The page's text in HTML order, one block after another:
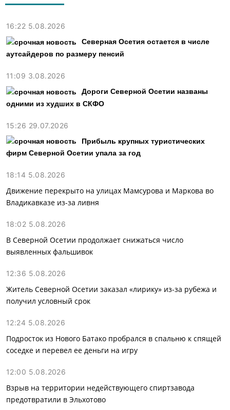
16:22 5.08.2026
Северная Осетия остается в числе
аутсайдеров по размеру пенсий
11:09 3.08.2026
Дороги Северной Осетии названы
одними из худших в СКФО
15:26 29.07.2026
Прибыль крупных туристических
фирм Северной Осетии упала за год
18:14 5.08.2026
Движение перекрыто на улицах Мамсурова и Маркова во
Владикавказе из-за ливня
18:02 5.08.2026
В Северной Осетии продолжает снижаться число
выявленных фальшивок
12:36 5.08.2026
Житель Северной Осетии заказал «лирику» из-за рубежа и
получил условный срок
12:24 5.08.2026
Подросток из Нового Батако пробрался в спальню к спящей
соседке и перевел ее деньги на игру
12:00 5.08.2026
Взрыв на территории недействующего спиртзавода
предотвратили в Эльхотово